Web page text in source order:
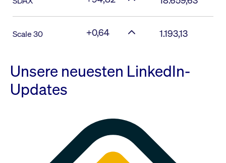
Scale 30 +0,64 1.193,13
Unsere neuesten LinkedIn-
Updates